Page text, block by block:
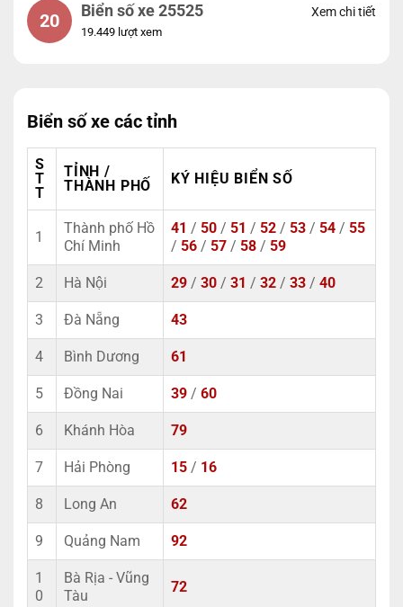
20 Biển số xe 25525
19.449 lượt xem
Xem chi tiết
Biển số xe các tỉnh
S
T
T
TỈNH /
THÀNH PHỐ
KÝ HIỆU BIỂN SỐ
1
Thành phố Hồ
Chí Minh
41 / 50 / 51 / 52 / 53 / 54 / 55
/ 56 / 57 / 58 / 59
2 Hà Nội 29 / 30 / 31 / 32 / 33 / 40
3 Đà Nẵng 43
4 Bình Dương 61
5 Đồng Nai 39 / 60
6 Khánh Hòa 79
7 Hải Phòng 15 / 16
8 Long An 62
9 Quảng Nam 92
1
0
Bà Rịa - Vũng
Tàu
72